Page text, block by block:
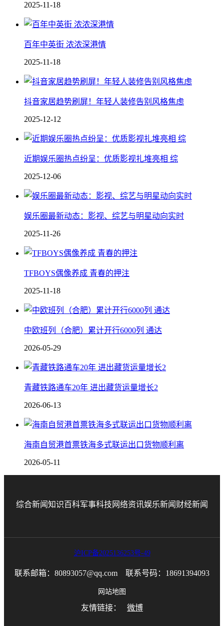
2025-11-18
百年中英街 浓浓深港情
2025-11-18
抖音家居趋势刷屏！年轻人装修告别风格焦虑
2025-12-12
近期娱乐圈热点纷呈：优质影视扎堆亮相 综
2025-12-06
娱乐圈最新动态：影视、综艺与明星动向实时
2025-11-26
TFBOYS偶像养成 青春的押注
2025-11-18
中欧班列（合肥）累计开行6000列 通达
2026-05-29
青藏铁路通车20年 进出藏货运量增长2
2026-06-13
海南自贸港首票铁海多式联运出口货物顺利离
2026-05-11
综合新闻知识百科军事科技 网络资讯娱乐新闻 财经新闻
沪ICP备2025136253号-49
联系邮箱：80893057@qq.com 联系号码：18691394093
网站地图
友情链接： 微博